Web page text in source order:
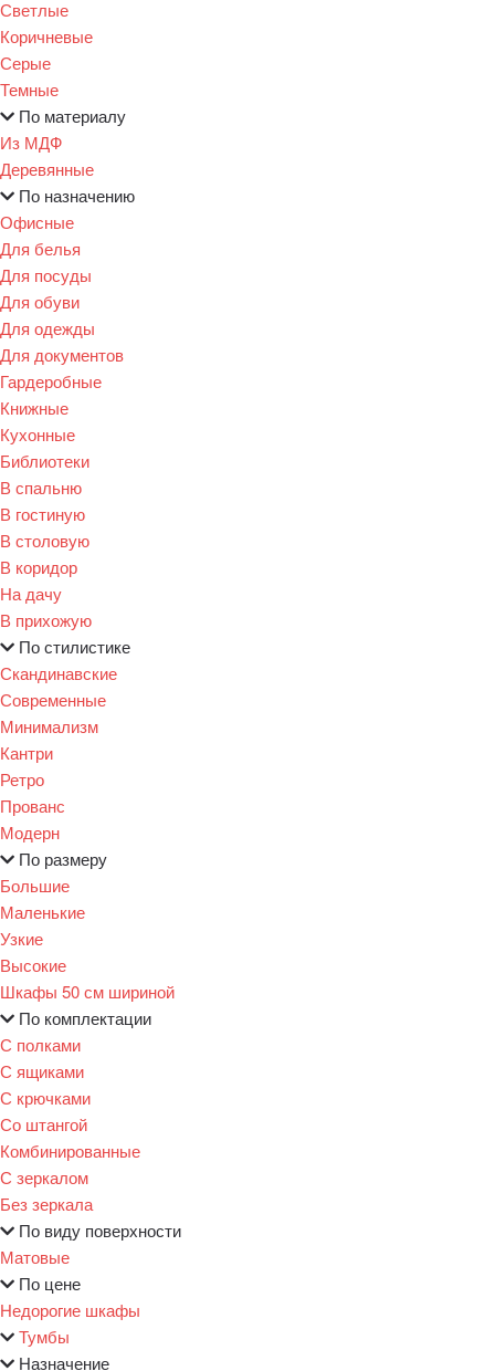
Светлые
Коричневые
Серые
Темные
По материалу
Из МДФ
Деревянные
По назначению
Офисные
Для белья
Для посуды
Для обуви
Для одежды
Для документов
Гардеробные
Книжные
Кухонные
Библиотеки
В спальню
В гостиную
В столовую
В коридор
На дачу
В прихожую
По стилистике
Скандинавские
Современные
Минимализм
Кантри
Ретро
Прованс
Модерн
По размеру
Большие
Маленькие
Узкие
Высокие
Шкафы 50 см шириной
По комплектации
С полками
С ящиками
С крючками
Со штангой
Комбинированные
С зеркалом
Без зеркала
По виду поверхности
Матовые
По цене
Недорогие шкафы
Тумбы
Назначение